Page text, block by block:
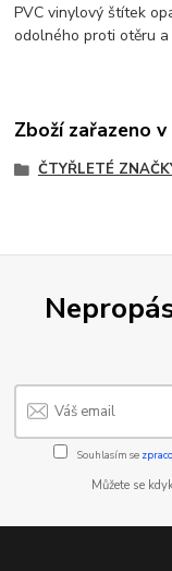
PVC vinylový štítek
odolného proti otěru
Zboží zařazeno
ČTYŘLETÉ
Souhlasím se
Můžete se